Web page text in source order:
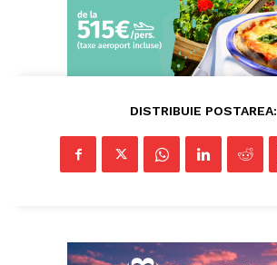
ABONEAZĂ-TE ACUM
StirileMedia.ro
Fii reporter
DISTRIBUIE POSTAREA: